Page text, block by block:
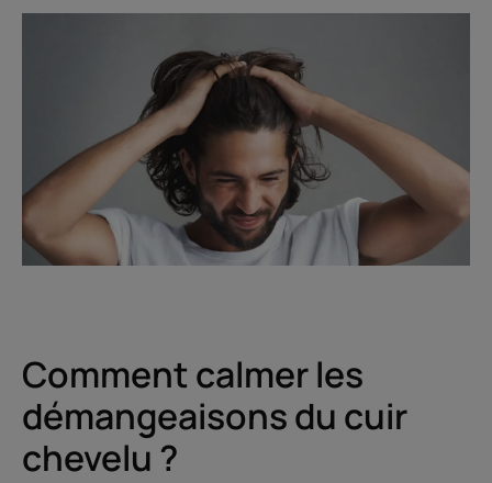
Comment calmer les
démangeaisons du cuir
chevelu ?